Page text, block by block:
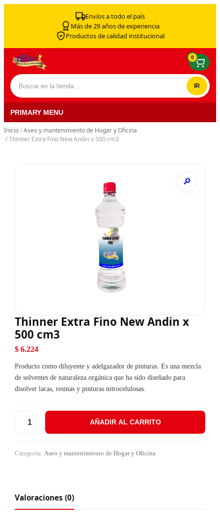
Envíos a todo el país
Más de 29 años de experiencia
Productos de calidad institucional
Buscar por:
0
PRIMARY MENU
Inicio/Aseo y mantenimiento de Hogar y Oficina
/ Thinner Extra Fino New Andin x 500 cm3
Thinner Extra Fino New Andin x
500 cm3
$6.224
Producto como diluyente y adelgazador de pinturas. Es una mezcla
de solventes de naturaleza orgánica que ha sido diseñado para
disolver lacas, resinas y pinturas nitrocelulosas.
Thinner Extra Fino New Andin x 500 cm3 cantidad
AÑADIR AL CARRITO
Categoría: Aseo y mantenimiento de Hogar y Oficina
Valoraciones (0)